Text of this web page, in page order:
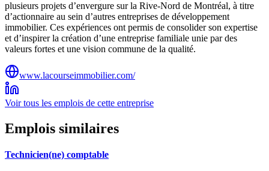
plusieurs projets d’envergure sur la Rive-Nord de Montréal, à titre
d’actionnaire au sein d’autres entreprises de développement
immobilier. Ces expériences ont permis de consolider son expertise
et d’inspirer la création d’une entreprise familiale unie par des
valeurs fortes et une vision commune de la qualité.
www.lacourseimmobilier.com/
Voir tous les emplois de cette entreprise
Emplois similaires
Technicien(ne) comptable